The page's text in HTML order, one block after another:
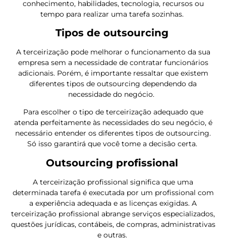
conhecimento, habilidades, tecnologia, recursos ou
tempo para realizar uma tarefa sozinhas.
Tipos de outsourcing
A terceirização pode melhorar o funcionamento da sua
empresa sem a necessidade de contratar funcionários
adicionais. Porém, é importante ressaltar que existem
diferentes tipos de outsourcing dependendo da
necessidade do negócio.
Para escolher o tipo de terceirização adequado que
atenda perfeitamente às necessidades do seu negócio, é
necessário entender os diferentes tipos de outsourcing.
Só isso garantirá que você tome a decisão certa.
Outsourcing profissional
A terceirização profissional significa que uma
determinada tarefa é executada por um profissional com
a experiência adequada e as licenças exigidas. A
terceirização profissional abrange serviços especializados,
questões jurídicas, contábeis, de compras, administrativas
e outras.